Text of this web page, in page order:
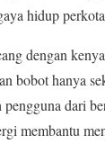
hidup
dengan
bobot hanya
dari
membantu